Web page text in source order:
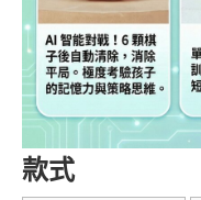
款式